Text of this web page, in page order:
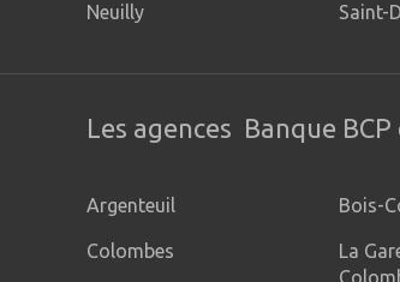
Neuilly Saint-
Les agences Banque
Argenteuil
Colombes
Bois-
La